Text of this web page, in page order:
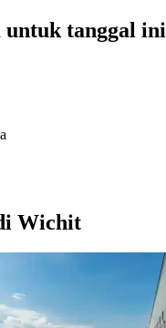
untuk tanggal ini
Wichit